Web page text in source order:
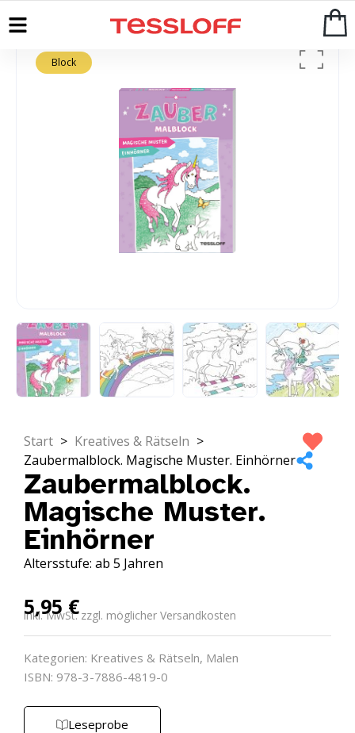
Block
Start > Kreatives & Rätseln >
Zaubermalblock. Magische Muster. Einhörner
Zaubermalblock.
Magische Muster.
Einhörner
Altersstufe: ab 5 Jahren
5,95€
inkl. MwSt. zzgl. möglicher Versandkosten
Kategorien: Kreatives & Rätseln, Malen
ISBN: 978-3-7886-4819-0
Leseprobe